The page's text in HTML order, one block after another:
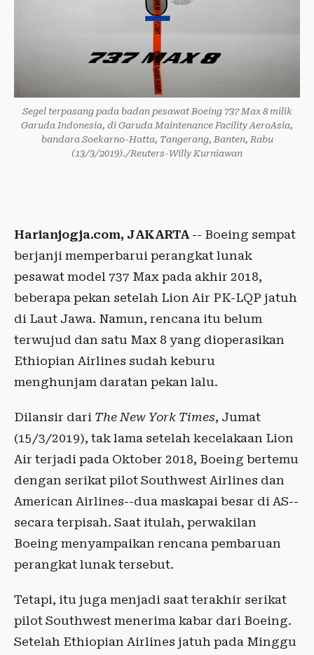
Segel terpasang pada badan pesawat Boeing 737 Max 8 milik
Garuda Indonesia, di Garuda Maintenance Facility AeroAsia,
bandara Soekarno-Hatta, Tangerang, Banten, Rabu
(13/3/2019)./Reuters-Willy Kurniawan
Harianjogja.com, JAKARTA-- Boeing sempat
berjanji memperbarui perangkat lunak
pesawat model 737 Max pada akhir 2018,
beberapa pekan setelah Lion Air PK-LQP jatuh
di Laut Jawa. Namun, rencana itu belum
terwujud dan satu Max 8 yang dioperasikan
Ethiopian Airlines sudah keburu
menghunjam daratan pekan lalu.
Dilansir dari The New York Times, Jumat
(15/3/2019), tak lama setelah kecelakaan Lion
Air terjadi pada Oktober 2018, Boeing bertemu
dengan serikat pilot Southwest Airlines dan
American Airlines--dua maskapai besar di AS--
secara terpisah. Saat itulah, perwakilan
Boeing menyampaikan rencana pembaruan
perangkat lunak tersebut.
Tetapi, itu juga menjadi saat terakhir serikat
pilot Southwest menerima kabar dari Boeing.
Setelah Ethiopian Airlines jatuh pada Minggu